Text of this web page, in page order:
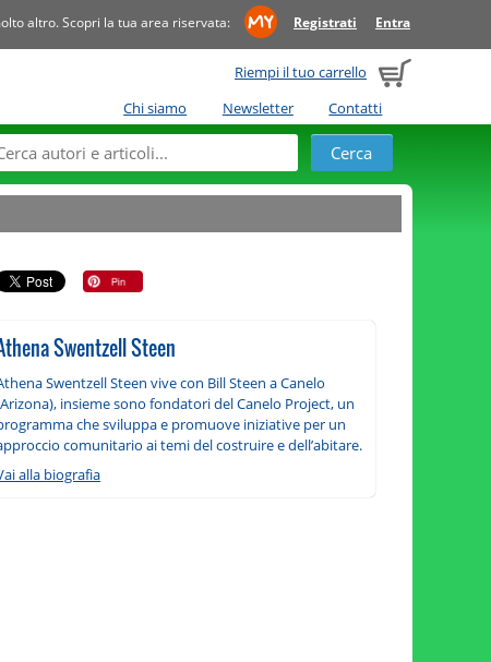
altro. Scopri la tua area riservata: Registrati Entra
Riempi il tuo carrello
Chi siamo
Newsletter Contatti
Swentzell Steen
Swentzell Steen vive con Bill Steen a Canelo
insieme sono fondatori del Canelo Project, un
che sviluppa e promuove iniziative per un
comunitario ai temi del costruire e dell’abitare.
alla biografia